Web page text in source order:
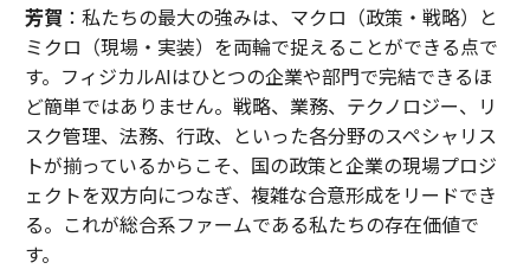
芳賀 ：私たちの最大の強みは、マクロ（政策・戦略）と
ミクロ（現場・実装）を両輪で捉えることができる点で
す。フィジカルAIはひとつの企業や部門で完結できるほ
ど簡単ではありません。戦略、業務、テクノロジー、リ
スク管理、法務、行政、といった各分野のスペシャリス
トが揃っているからこそ、国の政策と企業の現場プロジ
ェクトを双方向につなぎ、複雑な合意形成をリードでき
る。これが総合系ファームである私たちの存在価値で
す。